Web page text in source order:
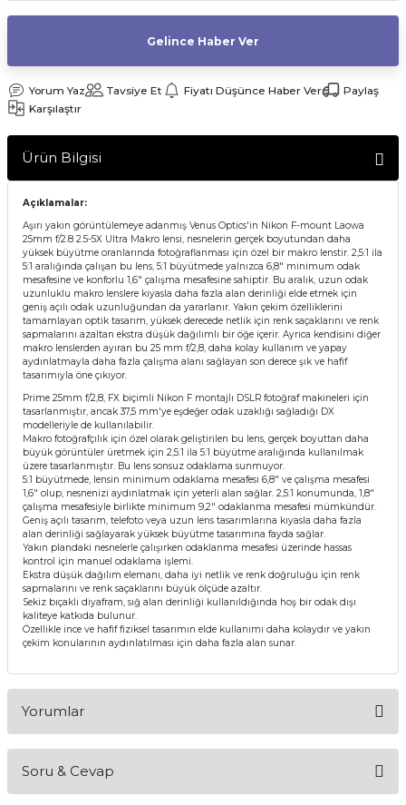
Makinesi
Gelince Haber Ver
Yorum Yaz Tavsiye Et Fiyatı Düşünce Haber Ver
Paylaş
Karşılaştır
Ürün Bilgisi
Açıklamalar:
Aşırı yakın görüntülemeye adanmış Venus Optics'in Nikon F-mount Laowa
25mm f/2.8 2.5-5X Ultra Makro lensi, nesnelerin gerçek boyutundan daha
yüksek büyütme oranlarında fotoğraflanması için özel bir makro lenstir. 2,5:1 ila
5:1 aralığında çalışan bu lens, 5:1 büyütmede yalnızca 6,8" minimum odak
mesafesine ve konforlu 1,6" çalışma mesafesine sahiptir. Bu aralık, uzun odak
uzunluklu makro lenslere kıyasla daha fazla alan derinliği elde etmek için
geniş açılı odak uzunluğundan da yararlanır. Yakın çekim özelliklerini
tamamlayan optik tasarım, yüksek derecede netlik için renk saçaklarını ve renk
sapmalarını azaltan ekstra düşük dağılımlı bir öğe içerir. Ayrıca kendisini diğer
makro lenslerden ayıran bu 25 mm f/2,8, daha kolay kullanım ve yapay
aydınlatmayla daha fazla çalışma alanı sağlayan son derece şık ve hafif
tasarımıyla öne çıkıyor.
Prime 25mm f/2,8, FX biçimli Nikon F montajlı DSLR fotoğraf makineleri için
tasarlanmıştır, ancak 37,5 mm'ye eşdeğer odak uzaklığı sağladığı DX
modelleriyle de kullanılabilir.
Makro fotoğrafçılık için özel olarak geliştirilen bu lens, gerçek boyuttan daha
büyük görüntüler üretmek için 2,5:1 ila 5:1 büyütme aralığında kullanılmak
üzere tasarlanmıştır. Bu lens sonsuz odaklama sunmuyor.
5:1 büyütmede, lensin minimum odaklama mesafesi 6,8" ve çalışma mesafesi
1,6" olup, nesnenizi aydınlatmak için yeterli alan sağlar. 2,5:1 konumunda, 1,8"
çalışma mesafesiyle birlikte minimum 9,2" odaklanma mesafesi mümkündür.
Geniş açılı tasarım, telefoto veya uzun lens tasarımlarına kıyasla daha fazla
alan derinliği sağlayarak yüksek büyütme tasarımına fayda sağlar.
Yakın plandaki nesnelerle çalışırken odaklanma mesafesi üzerinde hassas
kontrol için manuel odaklama işlemi.
Ekstra düşük dağılım elemanı, daha iyi netlik ve renk doğruluğu için renk
sapmalarını ve renk saçaklarını büyük ölçüde azaltır.
Sekiz bıçaklı diyafram, sığ alan derinliği kullanıldığında hoş bir odak dışı
kaliteye katkıda bulunur.
Özellikle ince ve hafif fiziksel tasarımın elde kullanımı daha kolaydır ve yakın
çekim konularının aydınlatılması için daha fazla alan sunar.
Yorumlar
Soru & Cevap